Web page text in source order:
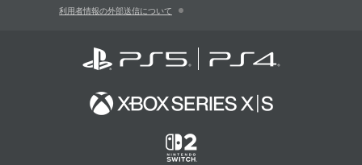
利用者情報の外部送信について